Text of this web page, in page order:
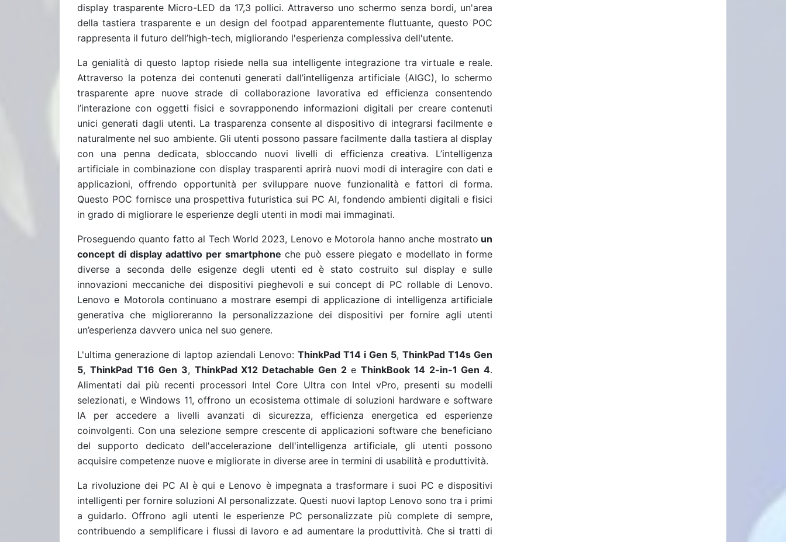
display trasparente Micro-LED da 17,3 pollici. Attraverso uno schermo senza bordi, un'area
della tastiera trasparente e un design del footpad apparentemente fluttuante, questo POC
rappresenta il futuro dell’high-tech, migliorando l'esperienza complessiva dell'utente.
La genialità di questo laptop risiede nella sua intelligente integrazione tra virtuale e reale.
Attraverso la potenza dei contenuti generati dall’intelligenza artificiale (AIGC), lo schermo
trasparente apre nuove strade di collaborazione lavorativa ed efficienza consentendo
l’interazione con oggetti fisici e sovrapponendo informazioni digitali per creare contenuti
unici generati dagli utenti. La trasparenza consente al dispositivo di integrarsi facilmente e
naturalmente nel suo ambiente. Gli utenti possono passare facilmente dalla tastiera al display
con una penna dedicata, sbloccando nuovi livelli di efficienza creativa. L’intelligenza
artificiale in combinazione con display trasparenti aprirà nuovi modi di interagire con dati e
applicazioni, offrendo opportunità per sviluppare nuove funzionalità e fattori di forma.
Questo POC fornisce una prospettiva futuristica sui PC AI, fondendo ambienti digitali e fisici
in grado di migliorare le esperienze degli utenti in modi mai immaginati.
Proseguendo quanto fatto al Tech World 2023, Lenovo e Motorola hanno anche mostrato un
concept di display adattivo per smartphone che può essere piegato e modellato in forme
diverse a seconda delle esigenze degli utenti ed è stato costruito sul display e sulle
innovazioni meccaniche dei dispositivi pieghevoli e suiconcept di PC rollabledi Lenovo.
Lenovo e Motorola continuano a mostrare esempi di applicazione di intelligenza artificiale
generativa che miglioreranno la personalizzazione dei dispositivi per fornire agli utenti
un’esperienza davvero unica nel suo genere.
L'ultima generazione di laptop aziendali Lenovo: ThinkPad T14 i Gen 5, ThinkPad T14s Gen
5, ThinkPad T16 Gen 3, ThinkPad X12 Detachable Gen 2eThinkBook 14 2-in-1 Gen 4.
Alimentati dai più recenti processori Intel Core Ultra con Intel vPro, presenti su modelli
selezionati, e Windows 11, offrono un ecosistema ottimale di soluzioni hardware e software
IA per accedere a livelli avanzati di sicurezza, efficienza energetica ed esperienze
coinvolgenti. Con una selezione sempre crescente di applicazioni software che beneficiano
del supporto dedicato dell'accelerazione dell'intelligenza artificiale, gli utenti possono
acquisire competenze nuove e migliorate in diverse aree in termini di usabilità e produttività.
La rivoluzione dei PC AI è qui e Lenovo è impegnata a trasformare i suoi PC e dispositivi
intelligenti per fornire soluzioni AI personalizzate. Questi nuovi laptop Lenovo sono tra i primi
a guidarlo. Offrono agli utenti le esperienze PC personalizzate più complete di sempre,
contribuendo a semplificare i flussi di lavoro e ad aumentare la produttività. Che si tratti di